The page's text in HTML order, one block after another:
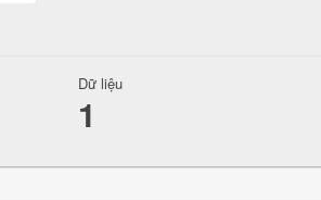
Dữ liệu
1